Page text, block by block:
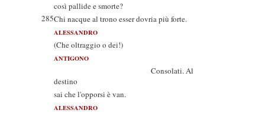
così pallide e smorte?
285Chi nacque al trono esser dovria più forte.
ALESSANDRO
(Che oltraggio o dei!)
ANTIGONO
Consolati. Al
destino
sai che l'opporsi è van.
ALESSANDRO